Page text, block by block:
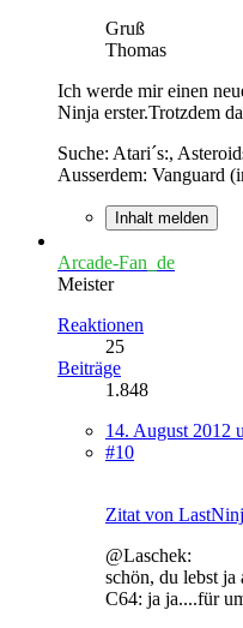
Gruß
Thomas
Ich werde mir einen
Ninja erster.Trotzdem
Suche: Atari´s:,
Ausserdem: Vanguard
Inhalt melden
Arcade-Fan_de
Meister
Reaktionen
25
Beiträge
1.848
14. August 2012
#10
Zitat von
@Laschek:
schön, du lebst ja
C64: ja ja....für